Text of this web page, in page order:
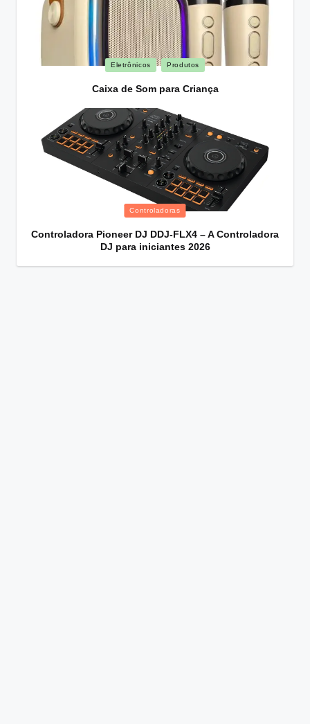
Posted
Eletrônicos Produtos
Caixa de Som para Criança
Posted
Controladoras
Controladora Pioneer DJ DDJ-FLX4 – A Controladora
DJ para iniciantes 2026